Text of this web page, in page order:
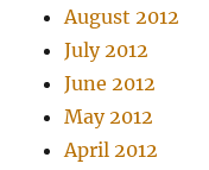
August 2012
July 2012
June 2012
May 2012
April 2012